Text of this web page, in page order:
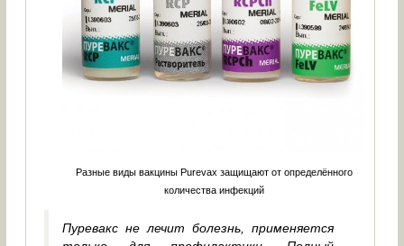
Разные виды вакцины Purevax защищают от определённого
количества инфекций
Пуревакс не лечит болезнь, применяется